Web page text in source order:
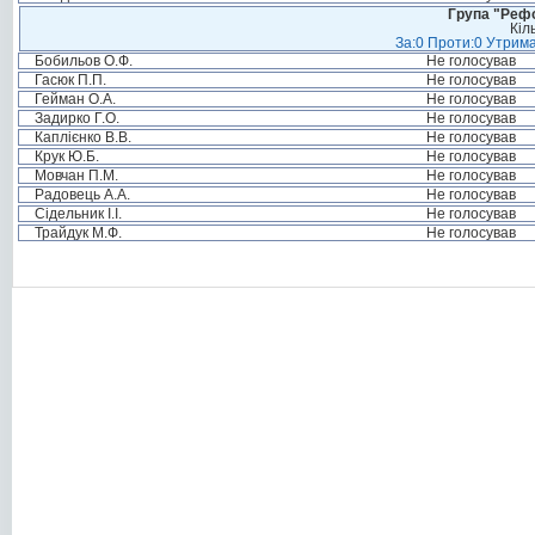
Група
За:0 Проти:0
Бобильов О.Ф.
Не голосував
Гасюк П.П.
Не голосував
Гейман О.А.
Не голосував
Задирко Г.О.
Не голосував
Каплієнко В.В.
Не голосував
Крук Ю.Б.
Не голосував
Мовчан П.М.
Не голосував
Радовець А.А.
Не голосував
Сідельник І.І.
Не голосував
Трайдук М.Ф.
Не голосував